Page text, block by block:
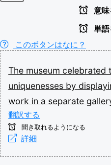
意味
単語
このボタンはなに？
The museum celebrated
uniquenesses by
work in a separate
翻訳する
聞き取れるようになる
詳細